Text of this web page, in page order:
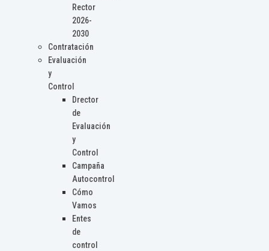
Rector
2026-
2030
Contratación
Evaluación
y
Control
Drector
de
Evaluación
y
Control
Campaña
Autocontrol
Cómo
Vamos
Entes
de
control